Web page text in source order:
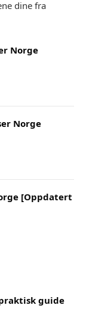
dine fra
Norge
Norge
[Oppdatert
guide